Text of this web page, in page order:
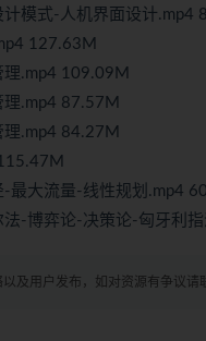
模式-人机界面设计.mp4
127.63M
.mp4 109.09M
.mp4 87.57M
.mp4 84.27M
大流量-线性规划.mp4
-博弈论-决策论-匈牙利
及用户发布，如对资源有争议请